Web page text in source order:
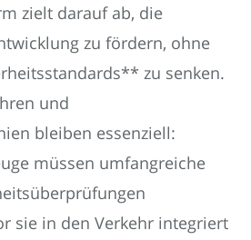
zielt darauf ab, die
zu fördern, ohne
zu senken.
und
bleiben essenziell:
müssen umfangreiche
sie in den Verkehr integriert